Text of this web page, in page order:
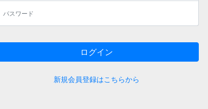
ログイン
新規会員登録はこちらから